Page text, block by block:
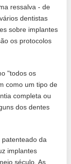
ressalva - de
dentistas
sobre implantes
os protocolos
"todos os
como um tipo de
completa ou
dos dentes
da
implantes
século. As